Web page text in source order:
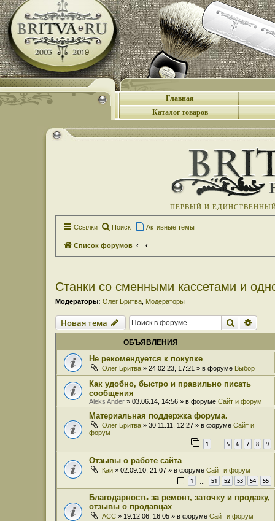
Главная
Каталог товаров
ПЕРВЫЙ И
Ссылки Поиск Активные темы
Список форумов
Станки со сменными кассетами и
Модераторы: Олег Бритва Модераторы
Новая тема Поиск
ОБЪЯВЛЕНИЯ
Не рекомендуется к покупке
Олег Бритва » 24.02.23, 17:21 » в форуме Выбор
Как удобно, быстро и правильно писать
сообщения
Aleks Ander » 03.06.14, 14:56 » в форуме Сайт и форум
Материальная поддержка форума.
Олег Бритва » 30.11.11, 12:27 » в форуме Сайт и
форум
1 … 5 6 7 8 9
Отзывы о работе сайта
Кай » 02.09.10, 21:07 » в форуме Сайт и форум
1 51 52 53 54 55
Благодарность за ремонт, заточку и продажу,
отзывы о продавцах
ACC » 19.12.06, 16:05 » в форуме Сайт и форум